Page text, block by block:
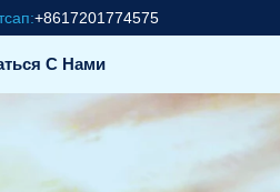
+8617201774575
С Нами